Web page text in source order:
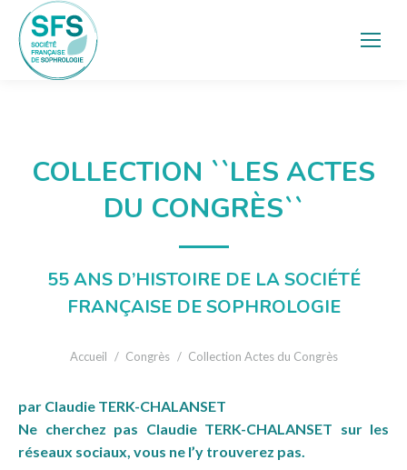
COLLECTION ``LES ACTES
DU CONGRÈS``
55 ANS D’HISTOIRE DE LA SOCIÉTÉ
FRANÇAISE DE SOPHROLOGIE
Vous êtes ici :
Accueil Congrès Collection Actes du Congrès
par Claudie TERK-CHALANSET
Ne cherchez pas Claudie TERK-CHALANSET sur les
réseaux sociaux, vous ne l’y trouverez pas.